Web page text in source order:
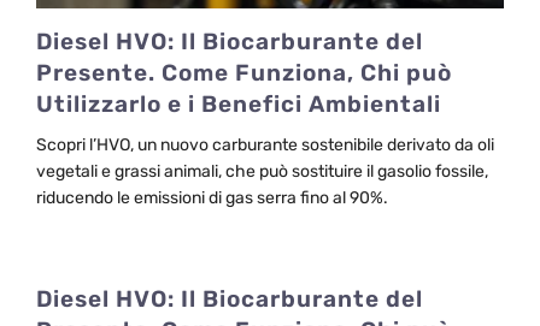
Diesel HVO: Il Biocarburante del
Presente. Come Funziona, Chi può
Utilizzarlo e i Benefici Ambientali
Scopri l’HVO, un nuovo carburante sostenibile derivato da oli
vegetali e grassi animali, che può sostituire il gasolio fossile,
riducendo le emissioni di gas serra fino al 90%.
Diesel HVO: Il Biocarburante del